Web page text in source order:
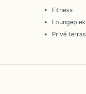
Fitness
Loungeplek
Privé terras